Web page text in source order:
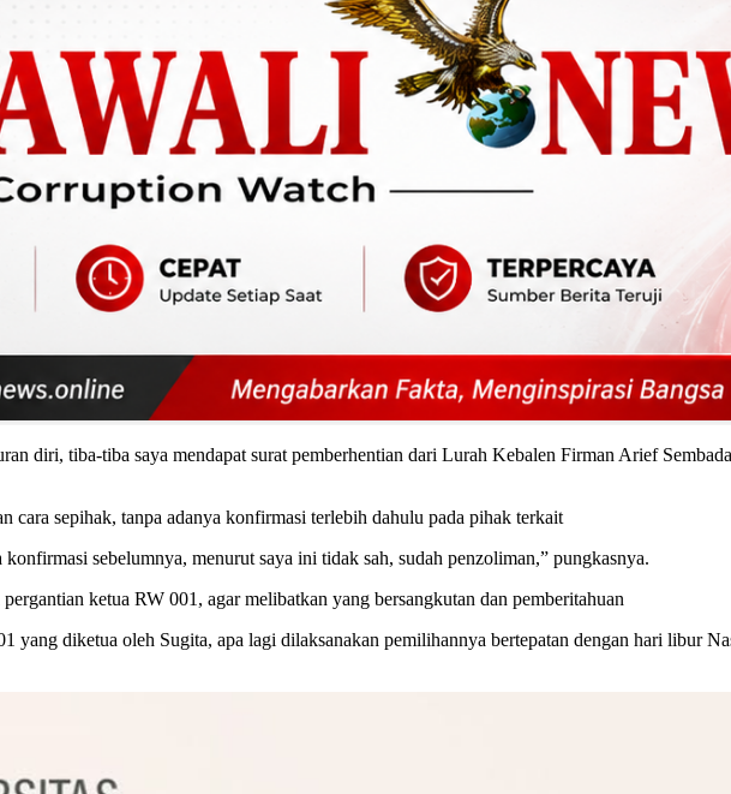
diri, tiba-tiba saya mendapat surat pemberhentian dari Lurah Kebalen Firman Arief
cara sepihak, tanpa adanya konfirmasi terlebih dahulu pada pihak terkait
sebelumnya, menurut saya ini tidak sah, sudah penzoliman,” pungkasnya.
ketua RW 001, agar melibatkan yang bersangkutan dan pemberitahuan
yang diketua oleh Sugita, apa lagi dilaksanakan pemilihannya bertepatan dengan hari libur